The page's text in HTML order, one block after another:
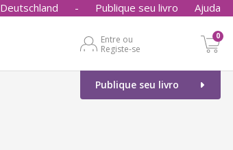
Deutschland - Publique seu livro Ajuda
Entre ou
Registe-se
0
Publique seu livro